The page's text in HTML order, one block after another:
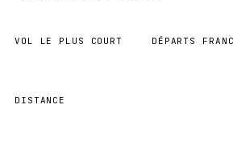
VOL LE PLUS COURT DÉPARTS
DISTANCE